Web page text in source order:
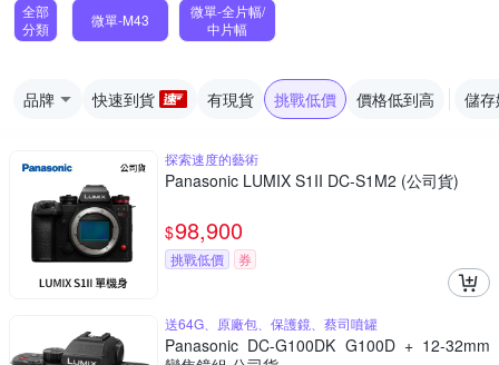
全部
分類
微單-M43
微單-全片幅/
中片幅
品牌 快速到貨 有現貨 挑戰低價 價格低到高 儲
探索速度的藝術
Panasonic LUMIX S1II DC-S1M2 (公司貨)
$98,900
挑戰低價 券
送64G、原廠包、保護鏡、蔡司噴罐
Panasonic DC-G100DK G100D + 12-32mm